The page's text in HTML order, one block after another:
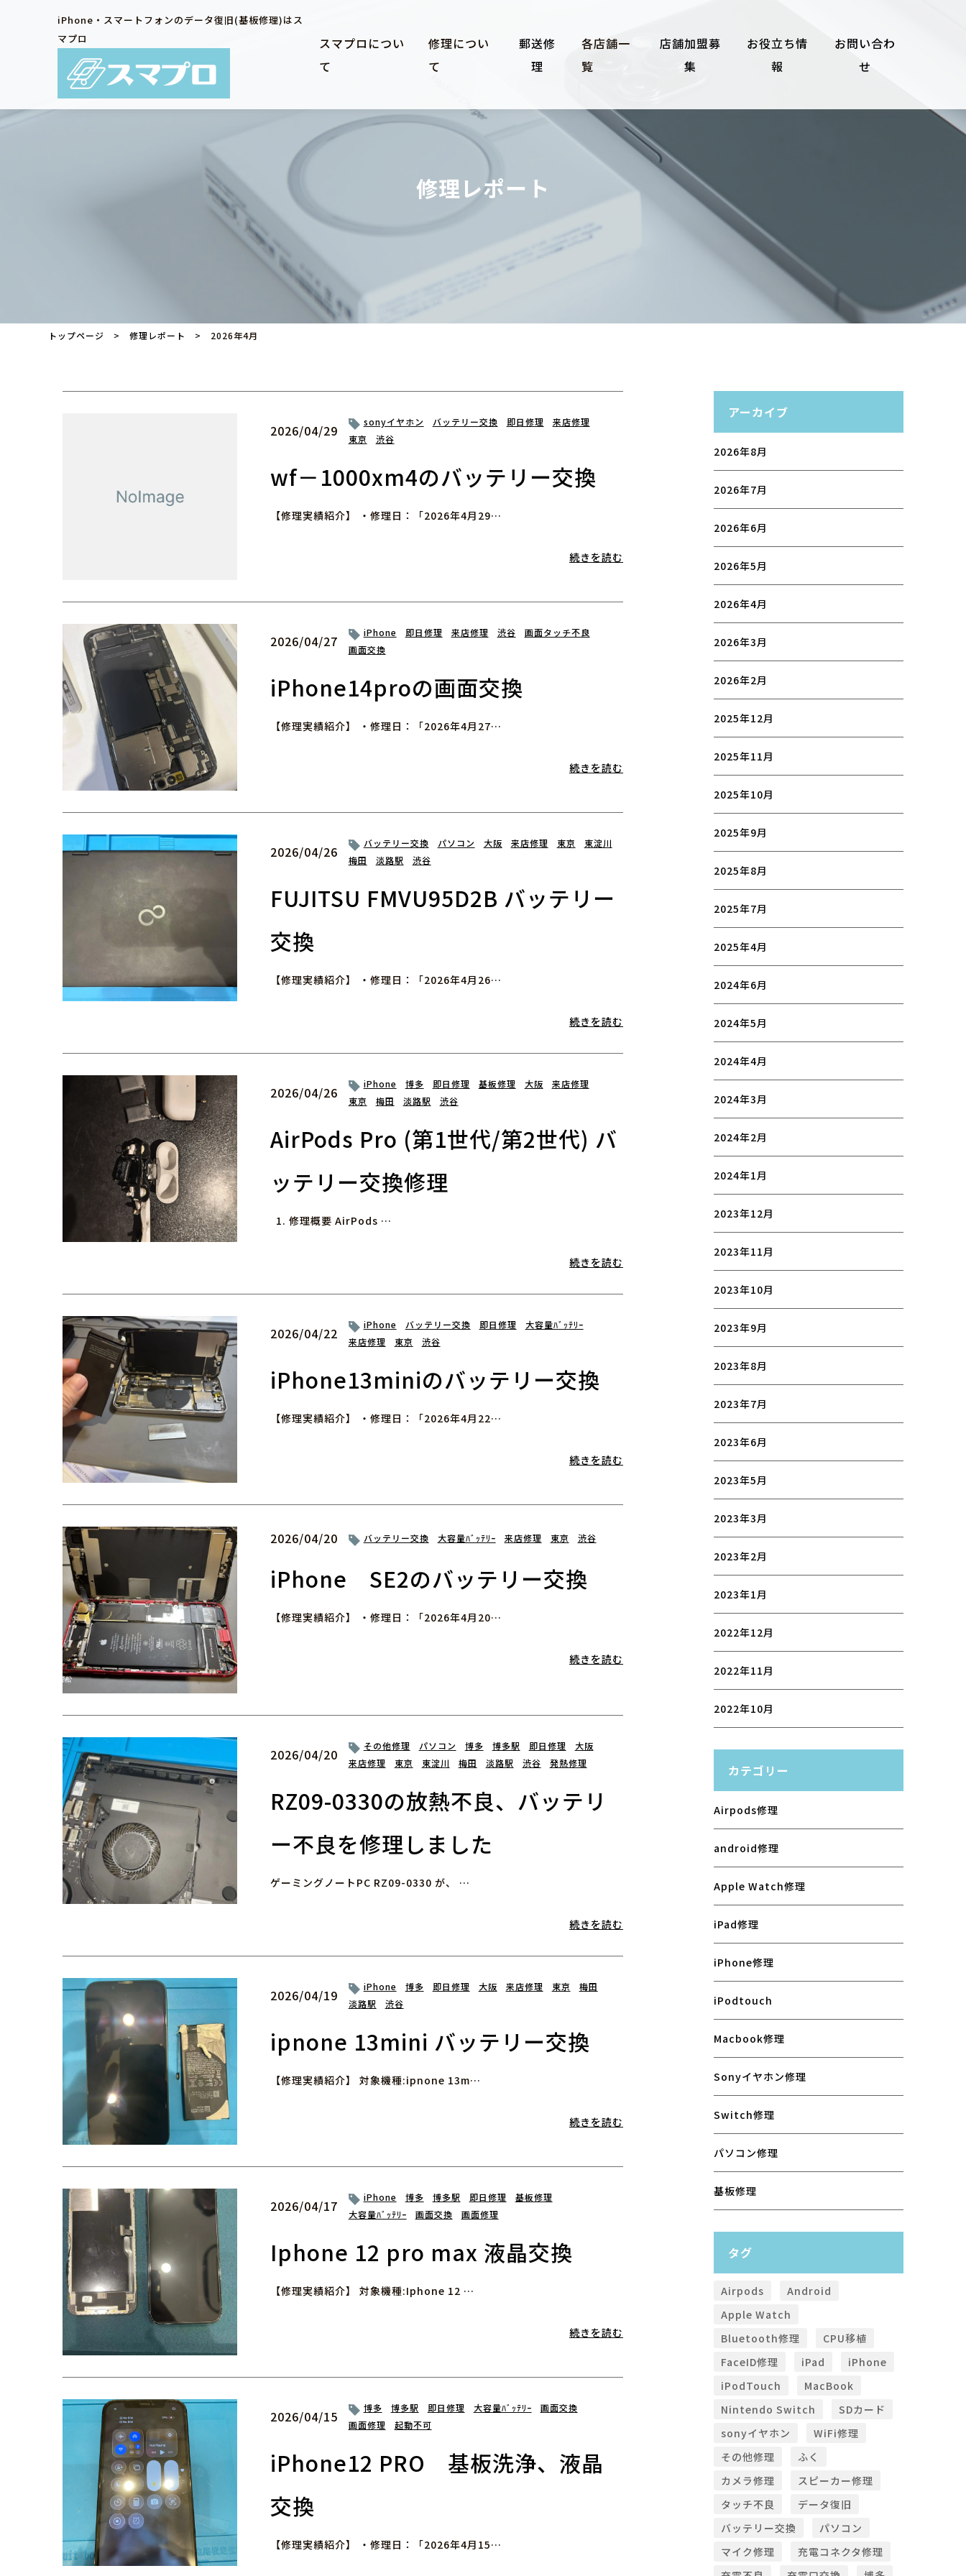
iPhone・スマートフォンのデータ復旧(基板修理)はス
マプロ
スマプロについ
て
修理につい
て
郵送修
理
各店舗一
覧
店舗加盟募
集
お役立ち情
報
お問い合わ
せ
修理レポート
トップページ > 修理レポート > 2026年4月
2026/04/29
sonyイヤホン バッテリー交換 即日修理
来店修理
東京
渋谷
wf－1000xm4のバッテリー交換
【修理実績紹介】 ・修理日：「2026年4月29…
続きを読む
2026/04/27
iPhone 即日修理 来店修理 渋谷
画面タッチ不良
画面交換
iPhone14proの画面交換
【修理実績紹介】 ・修理日：「2026年4月27…
続きを読む
2026/04/26
バッテリー交換 パソコン 大阪 来店修理 東京
東淀川
梅田
淡路駅 渋谷
FUJITSU FMVU95D2B バッテリー
交換
【修理実績紹介】 ・修理日：「2026年4月26…
続きを読む
2026/04/26
iPhone 博多 即日修理 基板修理 大阪
来店修理
東京
梅田 淡路駅 渋谷
AirPods Pro (第1世代/第2世代) バ
ッテリー交換修理
1. 修理概要 AirPods …
続きを読む
2026/04/22
iPhone バッテリー交換 即日修理
大容量ﾊﾞｯﾃﾘｰ
来店修理
東京 渋谷
iPhone13miniのバッテリー交換
【修理実績紹介】 ・修理日：「2026年4月22…
続きを読む
2026/04/20 バッテリー交換 大容量ﾊﾞｯﾃﾘｰ 来店修理 東京 渋谷
iPhone SE2のバッテリー交換
【修理実績紹介】 ・修理日：「2026年4月20…
続きを読む
2026/04/20
その他修理 パソコン 博多 博多駅 即日修理
大阪
来店修理
東京 東淀川 梅田 淡路駅 渋谷 発熱修理
RZ09-0330の放熱不良、バッテリ
ー不良を修理しました
ゲーミングノートPC RZ09-0330 が、 …
続きを読む
2026/04/19
iPhone 博多 即日修理 大阪 来店修理 東京
梅田
淡路駅
渋谷
ipnone 13mini バッテリー交換
【修理実績紹介】 対象機種:ipnone 13m…
続きを読む
2026/04/17
iPhone 博多 博多駅 即日修理
基板修理
大容量ﾊﾞｯﾃﾘｰ
画面交換 画面修理
Iphone 12 pro max 液晶交換
【修理実績紹介】 対象機種:Iphone 12 …
続きを読む
2026/04/15
博多 博多駅 即日修理 大容量ﾊﾞｯﾃﾘｰ
画面交換
画面修理
起動不可
iPhone12 PRO 基板洗浄、液晶
交換
【修理実績紹介】 ・修理日：「2026年4月15…
アーカイブ
2026年8月
2026年7月
2026年6月
2026年5月
2026年4月
2026年3月
2026年2月
2025年12月
2025年11月
2025年10月
2025年9月
2025年8月
2025年7月
2025年4月
2024年6月
2024年5月
2024年4月
2024年3月
2024年2月
2024年1月
2023年12月
2023年11月
2023年10月
2023年9月
2023年8月
2023年7月
2023年6月
2023年5月
2023年3月
2023年2月
2023年1月
2022年12月
2022年11月
2022年10月
カテゴリー
Airpods修理
android修理
Apple Watch修理
iPad修理
iPhone修理
iPodtouch
Macbook修理
Sonyイヤホン修理
Switch修理
パソコン修理
基板修理
タグ
Airpods
Android
Apple Watch
Bluetooth修理
CPU移植
FaceID修理
iPad
iPhone
iPodTouch
MacBook
Nintendo Switch
SDカード
sonyイヤホン
WiFi修理
その他修理
ふく
カメラ修理
スピーカー修理
タッチ不良
データ復旧
バッテリー交換
パソコン
マイク修理
充電コネクタ修理